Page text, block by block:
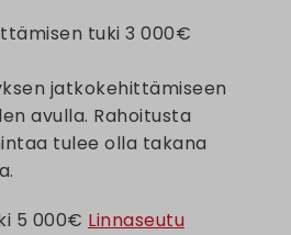
tuki 3 000€
jatkokehittämiseen
avulla. Rahoitusta
tulee olla takana
5 000€ Linnaseutu